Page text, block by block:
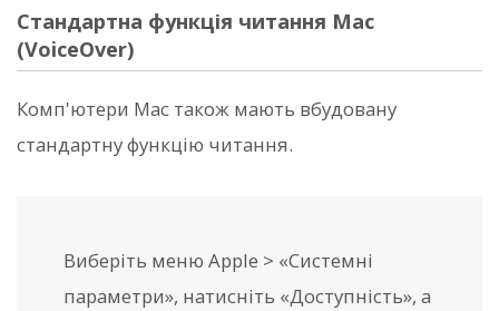
Стандартна функція читання Mac
(VoiceOver)
Комп'ютери Mac також мають вбудовану
стандартну функцію читання.
Виберіть меню Apple > «Системні
параметри», натисніть «Доступність», а